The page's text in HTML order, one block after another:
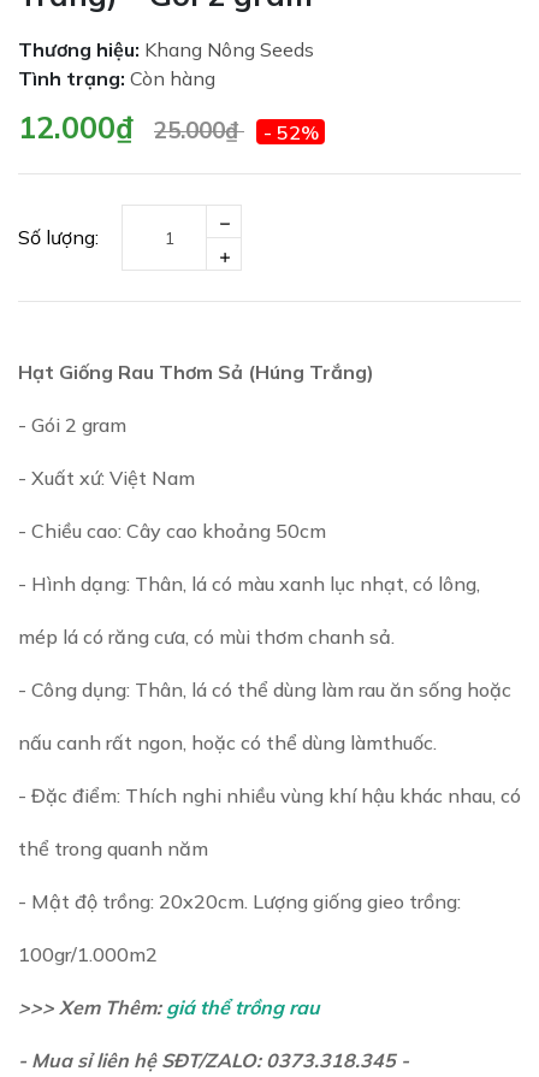
Thương hiệu: Khang Nông Seeds
Tình trạng: Còn hàng
12.000₫ 25.000₫ - 52%
Số lượng:
Hạt Giống Rau Thơm Sả (Húng Trắng)
- Gói 2 gram
- Xuất xứ: Việt Nam
- Chiều cao: Cây cao khoảng 50cm
- Hình dạng: Thân, lá có màu xanh lục nhạt, có lông,
mép lá có răng cưa, có mùi thơm chanh sả.
- Công dụng: Thân, lá có thể dùng làm rau ăn sống hoặc
nấu canh rất ngon, hoặc có thể dùng làmthuốc.
- Đặc điểm: Thích nghi nhiều vùng khí hậu khác nhau, có
thể trong quanh năm
- Mật độ trồng: 20x20cm. Lượng giống gieo trồng:
100gr/1.000m2
>>> Xem Thêm: giá thể trồng rau
- Mua sỉ liên hệ SĐT/ZALO: 0373.318.345 -